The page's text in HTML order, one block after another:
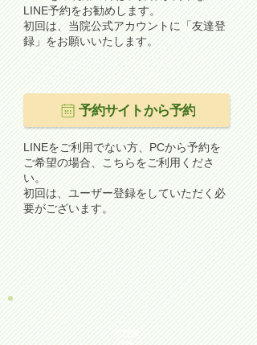
LINE予約をお勧めします。
​初回は、当院公式アカウントに「友達登
録」をお願いいたします。
予約サイトから予約
LINEをご利用でない方、PCから予約を
ご希望の場合、こちらをご利用くださ
い。
初回は、ユーザー登録をしていただく必
要がございます。
STEP